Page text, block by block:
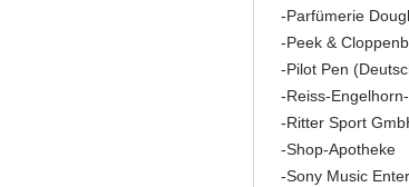
-Parfümerie
-Peek &
-Pilot Pen
-Reiss-
-Ritter Sport
-Shop-Apotheke
-Sony Music